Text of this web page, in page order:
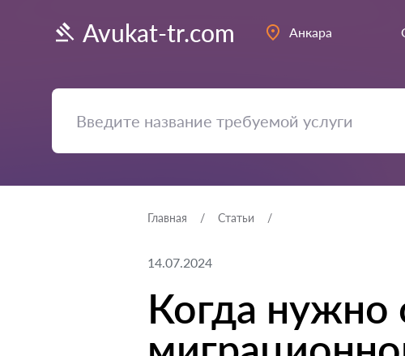
Avukat-tr.com Анкара
Главная Статьи
14.07.2024
Когда нужно